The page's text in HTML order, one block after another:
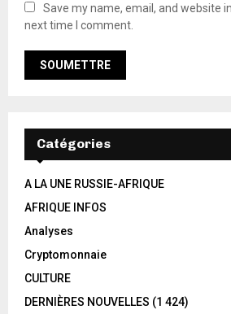
Save my name, email, and website
next time I comment.
Catégories
A LA UNE RUSSIE-AFRIQUE
AFRIQUE INFOS
Analyses
Cryptomonnaie
CULTURE
DERNIÈRES NOUVELLES (1 424)